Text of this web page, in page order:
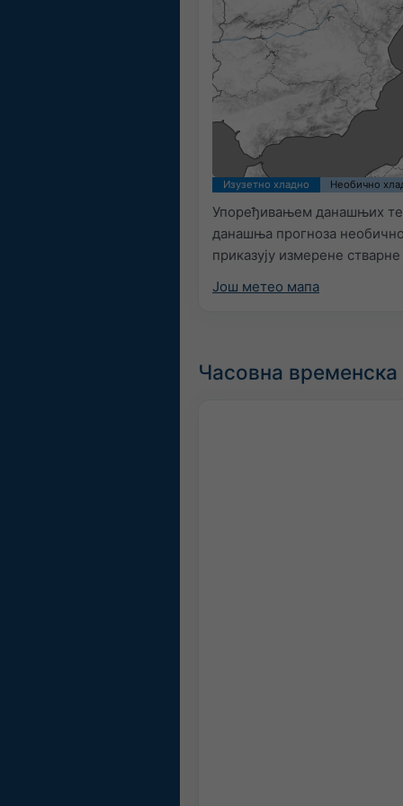
Изузетно хладно Необично
Упоређивањем данашњих
данашња прогноза
приказују измерене
Још метео мапа
Часовна временска